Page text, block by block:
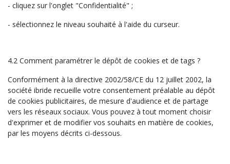
- cliquez sur l'onglet "Confidentialité" ;
- sélectionnez le niveau souhaité à l'aide du curseur.
4.2 Comment paramétrer le dépôt de cookies et de tags ?
Conformément à la directive 2002/58/CE du 12 juillet 2002, la
société ibride recueille votre consentement préalable au dépôt
de cookies publicitaires, de mesure d'audience et de partage
vers les réseaux sociaux. Vous pouvez à tout moment choisir
d'exprimer et de modifier vos souhaits en matière de cookies,
par les moyens décrits ci-dessous.